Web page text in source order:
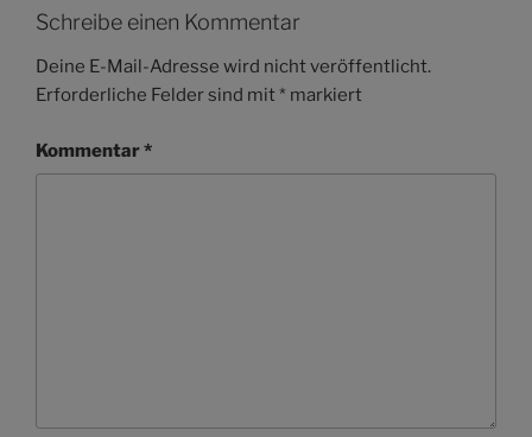
Schreibe einen Kommentar
Deine E-Mail-Adresse wird nicht veröffentlicht.
Erforderliche Felder sind mit* markiert
Kommentar*